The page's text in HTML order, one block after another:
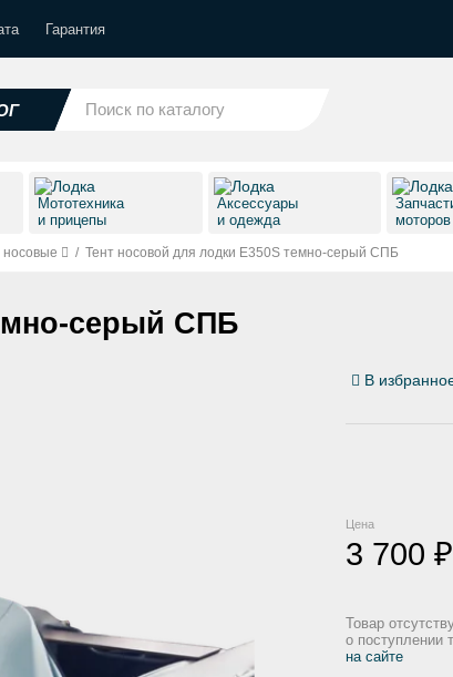
Гарантия
Мототехника
и прицепы
Аксессуары
и одежда
носовые / Тент носовой для лодки E350S темно-серый СПБ
серый СПБ
В
Цена
3 700 ₽
Товар
о поступлении
на сайте